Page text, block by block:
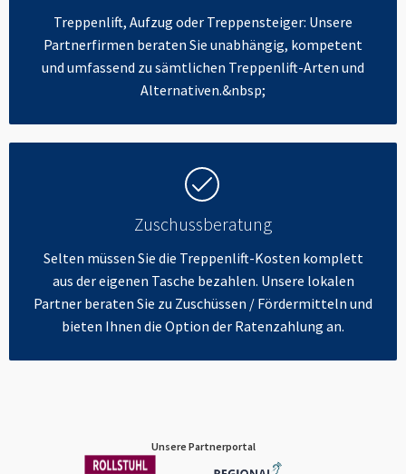
Treppenlift, Aufzug oder Treppensteiger: Unsere
Partnerfirmen beraten Sie unabhängig, kompetent
und umfassend zu sämtlichen Treppenlift-Arten und
Alternativen.&nbsp;
Zuschussberatung
Selten müssen Sie die Treppenlift-Kosten komplett
aus der eigenen Tasche bezahlen. Unsere lokalen
Partner beraten Sie zu Zuschüssen / Fördermitteln und
bieten Ihnen die Option der Ratenzahlung an.
Unsere Partnerportal